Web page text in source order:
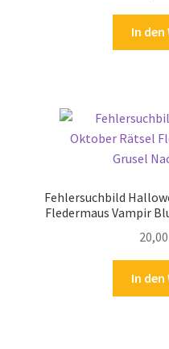
Versandarten
In
Fehlersuchbild
Fledermaus Vampir
20,00
In